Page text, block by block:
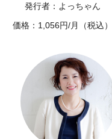
発行者：よっちゃん
価格：1,056円/月（税込）